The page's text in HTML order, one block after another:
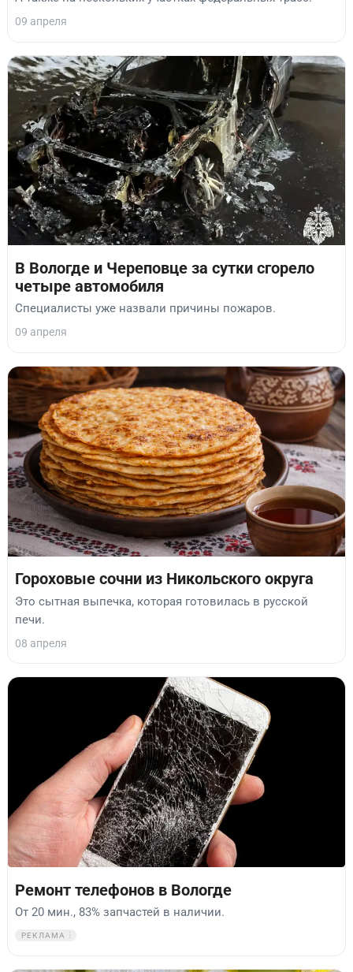
09 апреля
В Вологде и Череповце за сутки сгорело
четыре автомобиля
Специалисты уже назвали причины пожаров.
09 апреля
Гороховые сочни из Никольского округа
Это сытная выпечка, которая готовилась в русской
печи.
08 апреля
Ремонт телефонов в Вологде
От 20 мин., 83% запчастей в наличии.
РЕКЛАМА